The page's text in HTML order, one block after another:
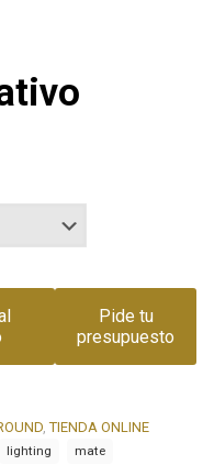
Pide tu
presupuesto
,TIENDA ONLINE
lighting
mate